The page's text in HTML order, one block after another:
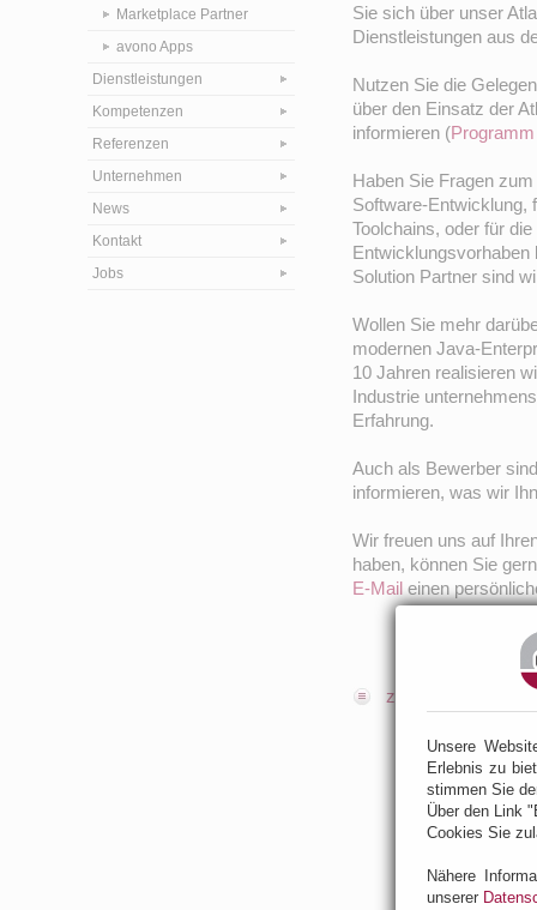
Marketplace Partner
avono Apps
Dienstleistungen
Kompetenzen
Referenzen
Unternehmen
News
Kontakt
Jobs
Sie sich über unser
Dienstleistungen aus
Nutzen Sie die
über den Einsatz der
informieren (
Haben Sie Fragen
Software-Entwicklung,
Toolchains, oder für
Entwicklungsvorhaben
Solution Partner sind
Wollen Sie mehr
modernen Java-
10 Jahren realisieren
Industrie
Erfahrung.
Auch als Bewerber
informieren, was wir
Wir freuen uns auf
haben, können Sie
E-Mail einen
zur Übersicht
Unsere
Erlebnis zu
stimmen Sie
Über den Link
Cookies Sie
Nähere
unserer